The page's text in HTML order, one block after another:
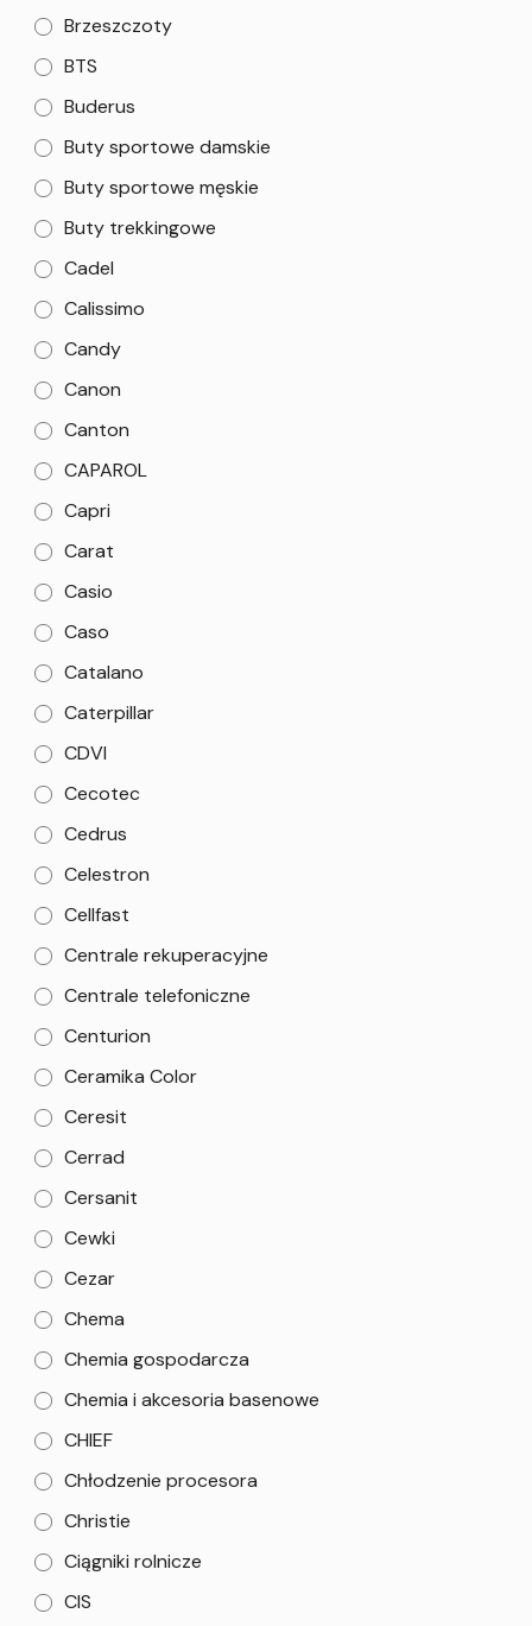
Brzeszczoty
BTS
Buderus
Buty sportowe damskie
Buty sportowe męskie
Buty trekkingowe
Cadel
Calissimo
Candy
Canon
Canton
CAPAROL
Capri
Carat
Casio
Caso
Catalano
Caterpillar
CDVI
Cecotec
Cedrus
Celestron
Cellfast
Centrale rekuperacyjne
Centrale telefoniczne
Centurion
Ceramika Color
Ceresit
Cerrad
Cersanit
Cewki
Cezar
Chema
Chemia gospodarcza
Chemia i akcesoria basenowe
CHIEF
Chłodzenie procesora
Christie
Ciągniki rolnicze
CIS